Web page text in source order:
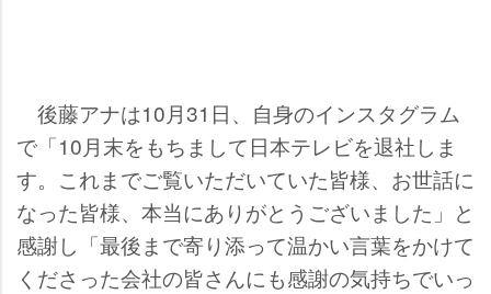
後藤アナは10月31日、自身のインスタグラム
で「10月末をもちまして日本テレビを退社しま
す。これまでご覧いただいていた皆様、お世話に
なった皆様、本当にありがとうございました」と
感謝し「最後まで寄り添って温かい言葉をかけて
くださった会社の皆さんにも感謝の気持ちでいっ